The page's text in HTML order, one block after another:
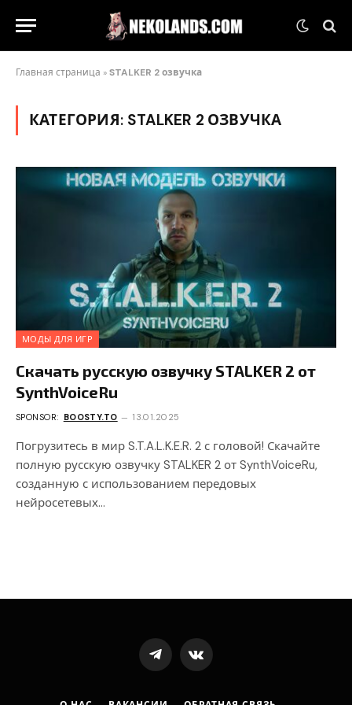
Главная страница »STALKER 2 озвучка
КАТЕГОРИЯ: STALKER 2 ОЗВУЧКА
МОДЫ ДЛЯ ИГР
Скачать русскую озвучку STALKER 2 от
SynthVoiceRu
SPONSOR: BOOSTY.TO 13.01.2025
Погрузитесь в мир S.T.A.L.K.E.R. 2 с головой! Скачайте
полную русскую озвучку STALKER 2 от SynthVoiceRu,
созданную с использованием передовых
нейросетевых…
TelegramVKontakte